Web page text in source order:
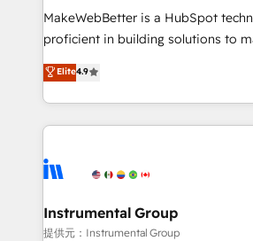
starting at $1,5k 💵 - Speed: Launch in 14 days ⚡ -
Global: 75+ RPers across five continents 🌐 - Scale:
HubSpot Partner 🪴 - Sales Hub: More
implementations than any other
agency for an Ops problem. Don't
agency for a growth problem. Hire a partner built to
MakeWebBetter is a HubSpot
proficient in building solutions to
operational efficiency of HubSpot.
growing tech-enabler & facilitator,
hands you the blend of HubSpot
eminent solutions & integrations. Trust us to
Elite Partners with 10+ years of
Premier Partner 2023 🌟5 HubSpot
Won HubSpot Theme Challenge
Elite4.9
Instrumental Group
提供元：Instrumental Group